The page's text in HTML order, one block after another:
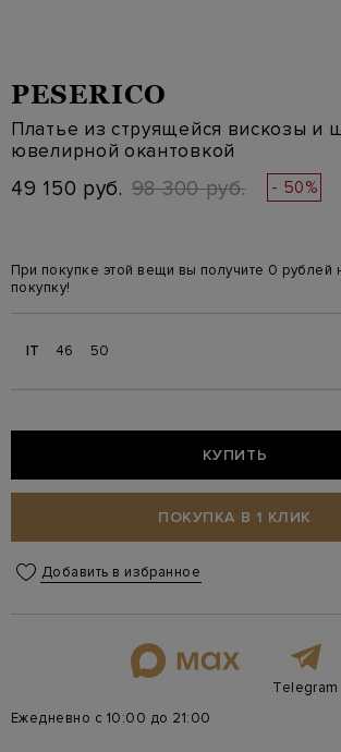
PESERICO
Платье из струящейся вискозы и
ювелирной окантовкой
49 150 руб. 98 300 руб. - 50%
При покупке этой вещи вы получите 0
покупку!
IT 46 50
КУПИТЬ
ПОКУПКА В 1 КЛИК
Добавить в избранное
Telegram
Ежедневно с 10:00 до 21:00